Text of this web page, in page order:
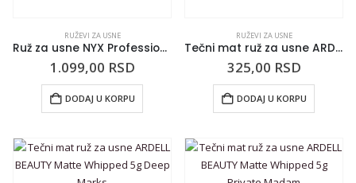
RUŽEVI ZA USNE
Ruž za usne NYX Professional Makeup Shout Loud SLSL 3.5g Cali SLSL02
1.099,00 RSD
DODAJ U KORPU
RUŽEVI ZA USNE
Tečni mat ruž za usne ARDELL BEAUTY Matte Whipped 5g Smokin Haute
325,00 RSD
DODAJ U KORPU